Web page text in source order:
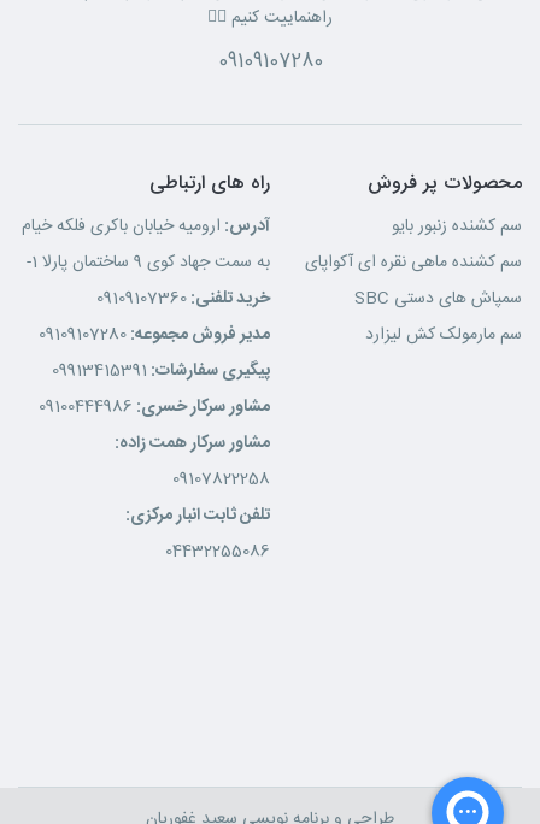
راهنماییت کنیم 👈🏼
09109107280
محصولات پر فروش
سم کشنده زنبور بایو
سم کشنده ماهی نقره ای آکواپای
سمپاش های دستی SBC
سم مارمولک کش لیزارد
راه های ارتباطی
آدرس: ارومیه خیابان باکری فلکه خیام
به سمت جهاد کوی 9 ساختمان پارلا 1-
خرید تلفنی:09109107360
مدیر فروش مجموعه:09109107280
پیگیری سفارشات: 09913415391
مشاور سرکار خسری: 09100444986
مشاور سرکار همت زاده:
09107822258
تلفن ثابت انبار مرکزی:
04432255086